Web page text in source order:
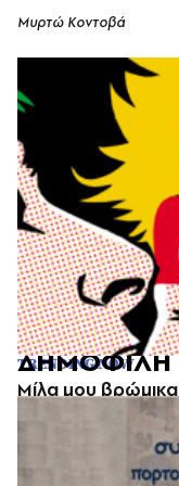
Μυρτώ Κοντοβά
TRENDING NOW
Μίλα μου βρώμικα
Μυρτώ Κοντοβά
ΔΗΜΟΦΙΛΗ